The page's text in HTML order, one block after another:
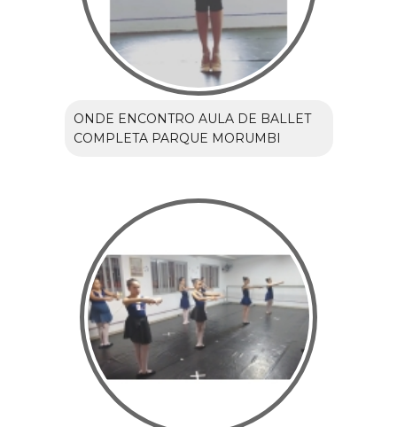
ONDE ENCONTRO AULA DE BALLET
COMPLETA PARQUE MORUMBI